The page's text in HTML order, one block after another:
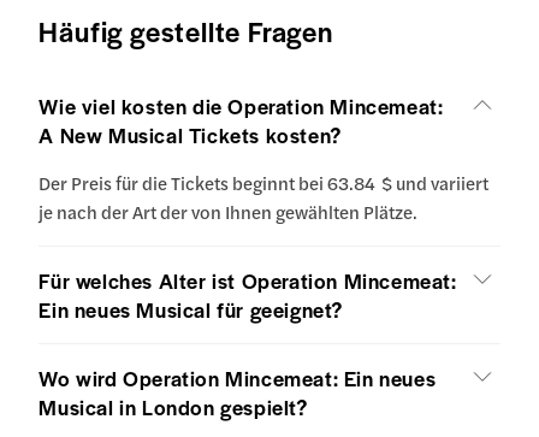
Häufig gestellte Fragen
Wie viel kosten die Operation Mincemeat:
A New Musical Tickets kosten?
Der Preis für die Tickets beginnt bei 63.84 $ und variiert
je nach der Art der von Ihnen gewählten Plätze.
Für welches Alter ist Operation Mincemeat:
Ein neues Musical für geeignet?
Wo wird Operation Mincemeat: Ein neues
Musical in London gespielt?